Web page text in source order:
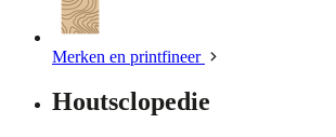
Merken en printfineer
Houtsclopedie